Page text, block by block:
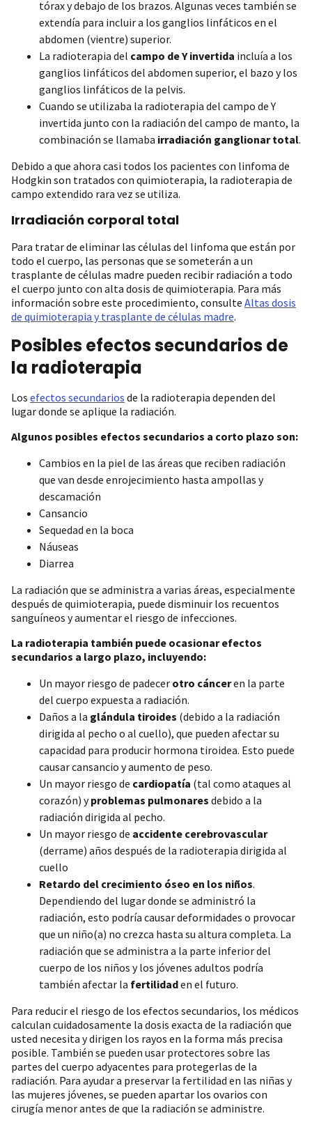
tórax y debajo de los brazos. Algunas veces también se
extendía para incluir a los ganglios linfáticos en el
abdomen (vientre) superior.
La radioterapia del campo de Y invertida incluía a los
ganglios linfáticos del abdomen superior, el bazo y los
ganglios linfáticos de la pelvis.
Cuando se utilizaba la radioterapia del campo de Y
invertida junto con la radiación del campo de manto, la
combinación se llamaba irradiación ganglionar total.
Debido a que ahora casi todos los pacientes con linfoma de
Hodgkin son tratados con quimioterapia, la radioterapia de
campo extendido rara vez se utiliza.
Irradiación corporal total
Para tratar de eliminar las células del linfoma que están por
todo el cuerpo, las personas que se someterán a un
trasplante de células madre pueden recibir radiación a todo
el cuerpo junto con alta dosis de quimioterapia. Para más
información sobre este procedimiento, consulte Altas dosis
de quimioterapia y trasplante de células madre.
Posibles efectos secundarios de
la radioterapia
Los efectos secundarios de la radioterapia dependen del
lugar donde se aplique la radiación.
Algunos posibles efectos secundarios a corto plazo son:
Cambios en la piel de las áreas que reciben radiación
que van desde enrojecimiento hasta ampollas y
descamación
Cansancio
Sequedad en la boca
Náuseas
Diarrea
La radiación que se administra a varias áreas, especialmente
después de quimioterapia, puede disminuir los recuentos
sanguíneos y aumentar el riesgo de infecciones.
La radioterapia también puede ocasionar efectos
secundarios a largo plazo, incluyendo:
Un mayor riesgo de padecer otro cánceren la parte
del cuerpo expuesta a radiación.
Daños a la glándula tiroides (debido a la radiación
dirigida al pecho o al cuello), que pueden afectar su
capacidad para producir hormona tiroidea. Esto puede
causar cansancio y aumento de peso.
Un mayor riesgo de cardiopatía (tal como ataques al
corazón) yproblemas pulmonares debido a la
radiación dirigida al pecho.
Un mayor riesgo de accidente cerebrovascular
(derrame) años después de la radioterapia dirigida al
cuello
Retardo del crecimiento óseo en los niños.
Dependiendo del lugar donde se administró la
radiación, esto podría causar deformidades o provocar
que un niño(a) no crezca hasta su altura completa. La
radiación que se administra a la parte inferior del
cuerpo de los niños y los jóvenes adultos podría
también afectar la fertilidaden el futuro.
Para reducir el riesgo de los efectos secundarios, los médicos
calculan cuidadosamente la dosis exacta de la radiación que
usted necesita y dirigen los rayos en la forma más precisa
posible. También se pueden usar protectores sobre las
partes del cuerpo adyacentes para protegerlas de la
radiación. Para ayudar a preservar la fertilidad en las niñas y
las mujeres jóvenes, se pueden apartar los ovarios con
cirugía menor antes de que la radiación se administre.